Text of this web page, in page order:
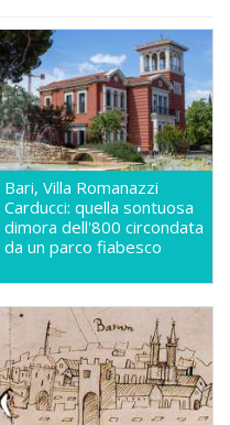
Bari, Villa Romanazzi
Carducci: quella sontuosa
dimora dell'800 circondata
da un parco fiabesco